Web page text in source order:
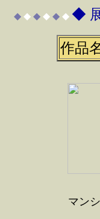
◆ ◆ ◆ ◆ ◆ ◆ ◆
作品
マン